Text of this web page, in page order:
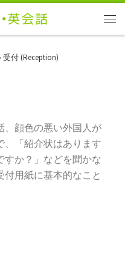
受付 (Reception)
、顔色の悪い外国人が
、「紹介状はあります
すか？」などを聞かな
付用紙に基本的なこと